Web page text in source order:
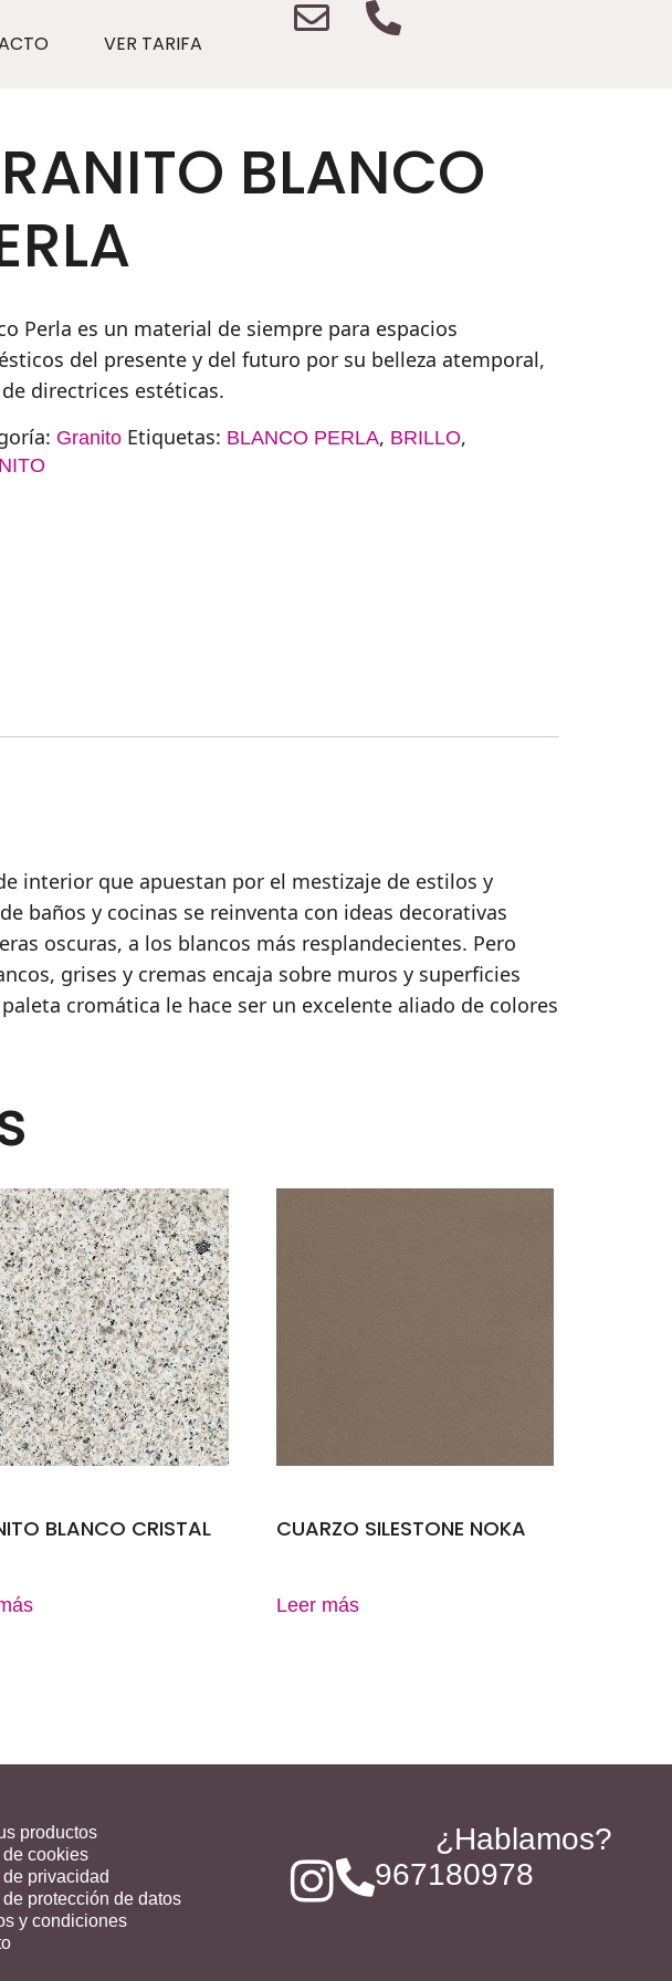
VER TARIFA
BLANCO
Perla es un material de siempre para espacios
del presente y del futuro por su belleza atemporal,
directrices estéticas.
Granito Etiquetas: BLANCO PERLA, BRILLO,
interior que apuestan por el mestizaje de estilos y
baños y cocinas se reinventa con ideas decorativas
oscuras, a los blancos más resplandecientes. Pero
grises y cremas encaja sobre muros y superficies
cromática le hace ser un excelente aliado de colores
BLANCO CRISTAL CUARZO SILESTONE NOKA
Leer más
productos
de cookies
privacidad
protección de datos
y condiciones
¿Hablamos?
967180978